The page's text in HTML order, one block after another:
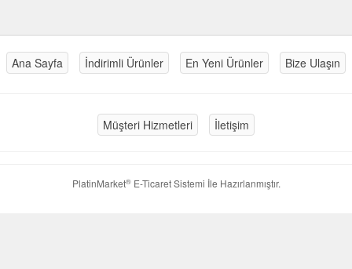
Ana Sayfa İndirimli Ürünler En Yeni Ürünler Bize Ulaşın
Müşteri Hizmetleri İletişim
PlatinMarket®E-Ticaret Sistemi İle Hazırlanmıştır.